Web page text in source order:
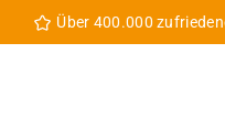
Über 400.000